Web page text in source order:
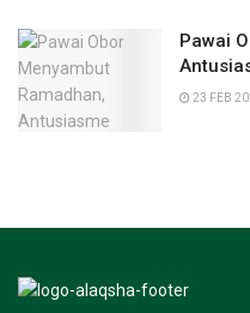
Pawai
23 FEB